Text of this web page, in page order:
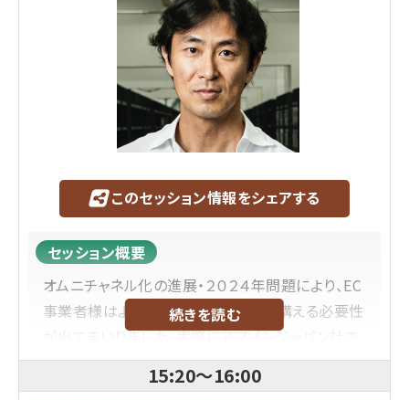
このセッション情報をシェアする
セッション概要
オムニチャネル化の進展・２０２４年問題により、EC
事業者様はより高密度に物流拠点を構える必要性
が出てまいりました。実際にアマゾンジャパン社で
は2023年に1.3兆円という大型投資をしたという発
表をしております。一方で、多くのEC事業者様がアマ
続きを読む
15:20～16:00